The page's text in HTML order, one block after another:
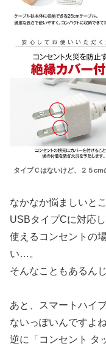
タイプＣはないけど、２５cm
なかなか悩ましいと
USBタイプCに対応
使えるコンセントの
い…。
そんなこともあるん
あと、スマートハイ
ないっぽいんですよ
逆に「コンセント タ